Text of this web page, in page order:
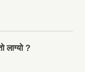
लाग्यो ?